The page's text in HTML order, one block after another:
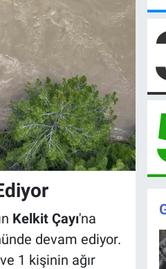
Kelkit Çayı'na
devam ediyor.
1 kişinin ağır